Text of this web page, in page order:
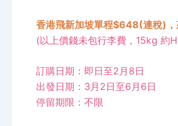
香港飛新加坡單程$648(連稅)
(以上價錢未包行李費，15kg 約
訂購日期：即日至2月8日
出發日期：3月2日至6月6日
停留期限：不限